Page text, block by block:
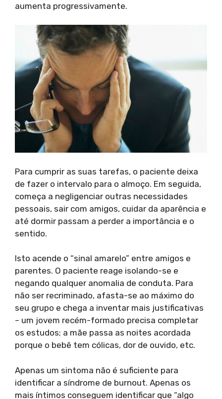
aumenta progressivamente.
Para cumprir as suas tarefas, o paciente deixa
de fazer o intervalo para o almoço. Em seguida,
começa a negligenciar outras necessidades
pessoais, sair com amigos, cuidar da aparência e
até dormir passam a perder a importância e o
sentido.
Isto acende o “sinal amarelo” entre amigos e
parentes. O paciente reage isolando-se e
negando qualquer anomalia de conduta. Para
não ser recriminado, afasta-se ao máximo do
seu grupo e chega a inventar mais justificativas
– um jovem recém-formado precisa completar
os estudos; a mãe passa as noites acordada
porque o bebê tem cólicas, dor de ouvido, etc.
Apenas um sintoma não é suficiente para
identificar a síndrome de burnout. Apenas os
mais íntimos conseguem identificar que “algo